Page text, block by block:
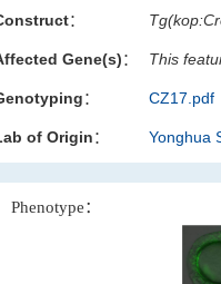
：
Gene(s)： This
： CZ17.pdf
of Origin： Yonghua
Phenotype：